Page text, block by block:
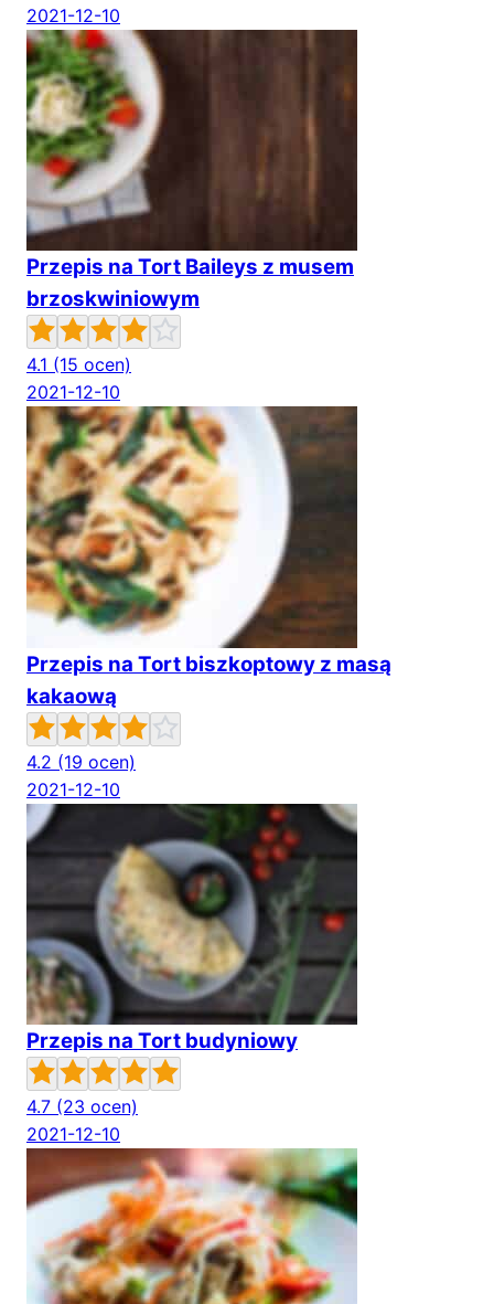
2021-12-10
Przepis na Tort Baileys z musem
brzoskwiniowym
4.1 (15 ocen)
2021-12-10
Przepis na Tort biszkoptowy z masą
kakaową
4.2 (19 ocen)
2021-12-10
Przepis na Tort budyniowy
4.7 (23 ocen)
2021-12-10